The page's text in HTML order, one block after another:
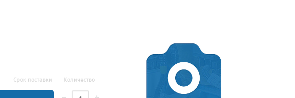
Срок поставки Количество